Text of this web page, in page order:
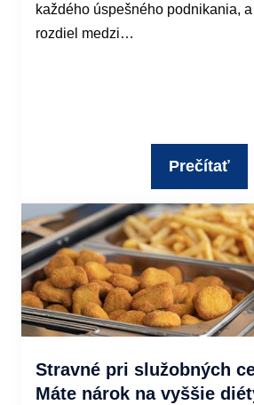
každého úspešného podnikania,
rozdiel medzi…
Prečítať
Stravné pri služobných
Máte nárok na vyššie